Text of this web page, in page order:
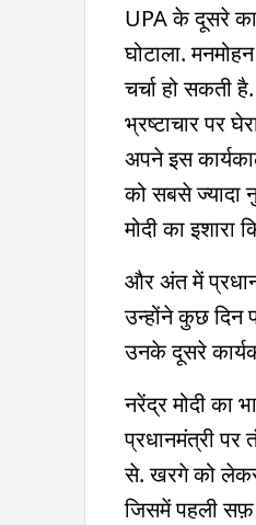
UPA के दूसरे
घोटाला.
चर्चा हो सकती
भ्रष्टाचार पर
अपने इस
को सबसे ज्यादा
मोदी का
और अंत में
उन्होंने कुछ दिन
उनके दूसरे
नरेंद्र मोदी का
प्रधानमंत्री
से. खरगे को
जिसमें पहली सफ़